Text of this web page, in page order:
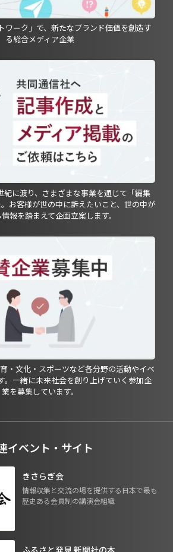
ワーク」で、新たなブランド価値を創造す
る総合メディア企業
紀に渡り、さまざまな事業を通じて「編集
お客様が世の中に訴えたいこと、世の中が
報を踏まえて企画立案します。
・文化・スポーツなど各分野の活動やイベ
。一緒に未来社会を創り上げていく参加企
業を募集しています。
イベント・サイト
きさらぎ会
情報収集と交流の場を提供する日本で最も
歴史ある会員制の講演会組織
ふるさと発見 新聞社の本